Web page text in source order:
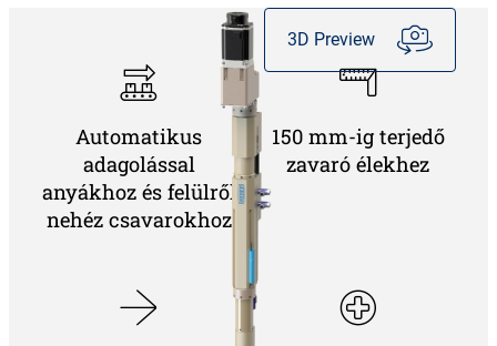
3D Preview
Automatikus
adagolással
anyákhoz és felülről
nehéz csavarokhoz
150 mm-ig terjedő
zavaró élekhez